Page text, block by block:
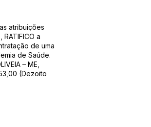
atribuições
a
de uma
de Saúde.
– ME,
(Dezoito